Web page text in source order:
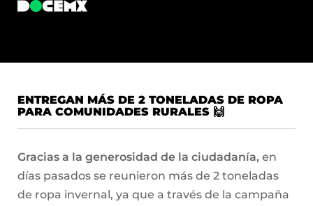
ENTREGAN MÁS DE 2 TONELADAS DE ROPA
PARA COMUNIDADES RURALES 🙌
Gracias a la generosidad de la ciudadanía, en
días pasados se reunieron más de 2 toneladas
de ropa invernal, ya que a través de la campaña